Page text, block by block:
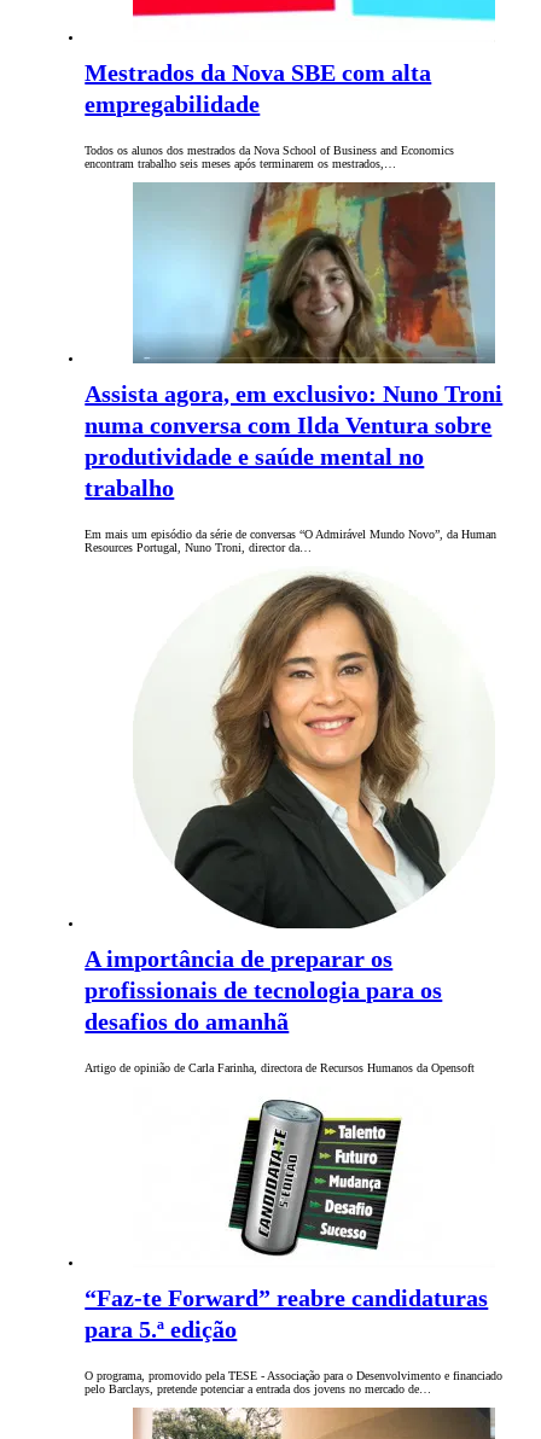
Mestrados da Nova SBE com alta
empregabilidade
Todos os alunos dos mestrados da Nova School of Business and Economics
encontram trabalho seis meses após terminarem os mestrados,…
Assista agora, em exclusivo: Nuno Troni
numa conversa com Ilda Ventura sobre
produtividade e saúde mental no
trabalho
Em mais um episódio da série de conversas “O Admirável Mundo Novo”, da Human
Resources Portugal, Nuno Troni, director da…
A importância de preparar os
profissionais de tecnologia para os
desafios do amanhã
Artigo de opinião de Carla Farinha, directora de Recursos Humanos da Opensoft
“Faz-te Forward” reabre candidaturas
para 5.ª edição
O programa, promovido pela TESE - Associação para o Desenvolvimento e financiado
pelo Barclays, pretende potenciar a entrada dos jovens no mercado de…